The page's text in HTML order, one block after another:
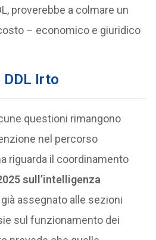
proverebbe a colmare un
– economico e giuridico
DDL Irto
questioni rimangono
nel percorso
riguarda il coordinamento
sull’intelligenza
già assegnato alle sezioni
sul funzionamento dei